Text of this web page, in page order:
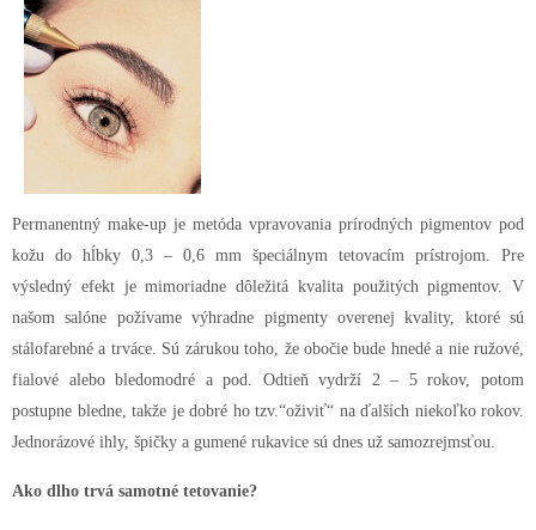
Permanentný make-up je metóda vpravovania prírodných pigmentov pod
kožu do hĺbky 0,3 – 0,6 mm špeciálnym tetovacím prístrojom. Pre
výsledný efekt je mimoriadne dôležitá kvalita použitých pigmentov. V
našom salóne požívame výhradne pigmenty overenej kvality, ktoré sú
stálofarebné a trváce. Sú zárukou toho, že obočie bude hnedé a nie ružové,
fialové alebo bledomodré a pod. Odtieň vydrží 2 – 5 rokov, potom
postupne bledne, takže je dobré ho tzv.“oživiť“ na ďalších niekoľko rokov.
Jednorázové ihly, špičky a gumené rukavice sú dnes už samozrejmsťou.
Ako dlho trvá samotné tetovanie?